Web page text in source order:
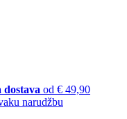
od € 49,90
narudžbu